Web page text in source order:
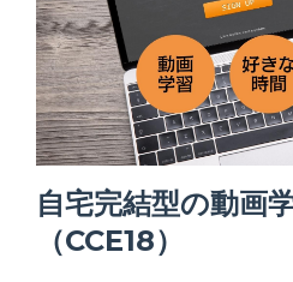
自宅完結型の動画
（CCE18）